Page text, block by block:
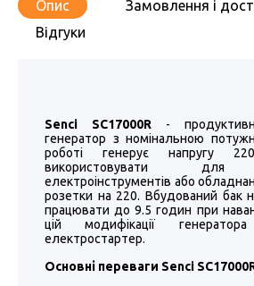
Опис
Замовлення і
Відгуки
Senci SC17000R -
генератор з номінальною
роботі генерує напругу
використовувати для
електроінструментів або
розетки на 220. Вбудований бак
працювати до 9.5 годин при
цій модифікації
електростартер.
Основні переваги Senci